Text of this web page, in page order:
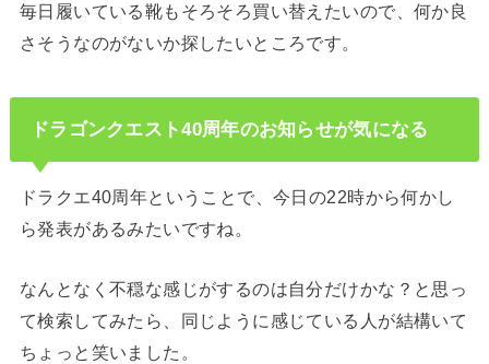
毎日履いている靴もそろそろ買い替えたいので、何か良
さそうなのがないか探したいところです。
ドラゴンクエスト40周年のお知らせが気になる
ドラクエ40周年ということで、今日の22時から何かし
ら発表があるみたいですね。
なんとなく不穏な感じがするのは自分だけかな？と思っ
て検索してみたら、同じように感じている人が結構いて
ちょっと笑いました。